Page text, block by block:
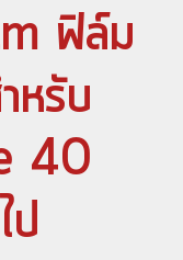
ฟิล์ม
หรับ
40